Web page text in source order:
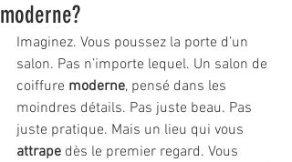
moderne?
Imaginez. Vous poussez la porte d’un
salon. Pas n’importe lequel. Un salon de
coiffure moderne, pensé dans les
moindres détails. Pas juste beau. Pas
juste pratique. Mais un lieu qui vous
attrape dès le premier regard. Vous